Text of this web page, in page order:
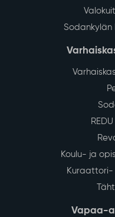
Sodankylän
Koulu- ja
Kuraattori-
Vapaa-